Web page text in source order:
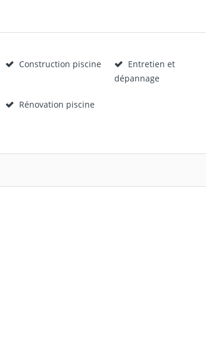
Construction piscine
Entretien et
dépannage
Rénovation piscine